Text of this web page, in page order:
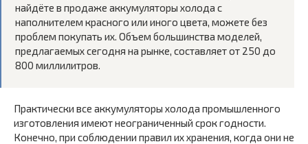
найдёте в продаже аккумуляторы холода с
наполнителем красного или иного цвета, можете без
проблем покупать их. Объем большинства моделей,
предлагаемых сегодня на рынке, составляет от 250 до
800 миллилитров.
Практически все аккумуляторы холода промышленного
изготовления имеют неограниченный срок годности.
Конечно, при соблюдении правил их хранения, когда они не